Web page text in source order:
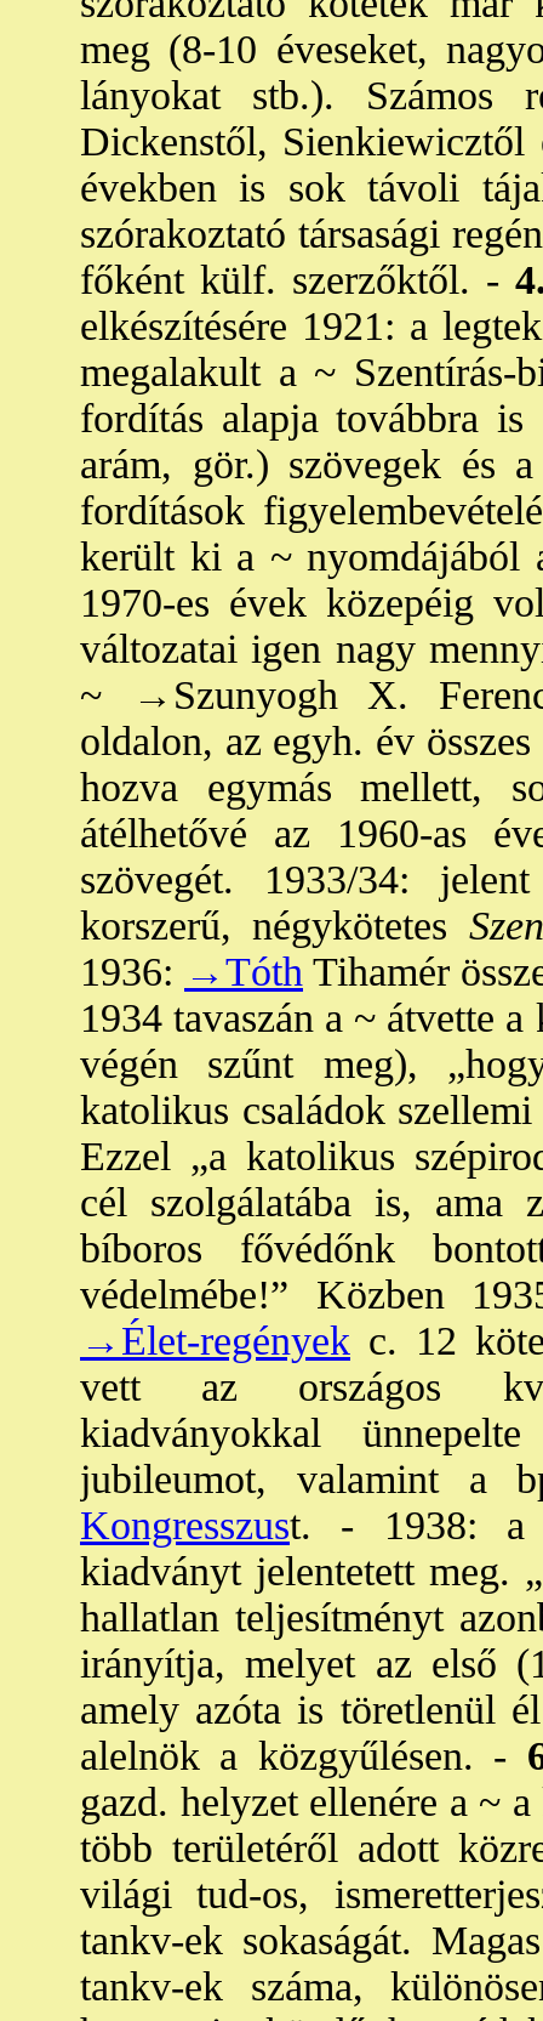
meg (8-10 éveseket,
lányokat stb.).
Dickenstől, Sienkiewicztől
években is sok távoli
szórakoztató társasági
főként külf. szerzőktől. -
elkészítésére 1921: a
megalakult a ~ Szentírás-
fordítás alapja továbbra
arám, gör.) szövegek és
fordítások
került ki a ~ nyomdájából
1970-es évek közepéig
változatai igen nagy
~
→Szunyogh X.
oldalon, az egyh. év
hozva egymás mellett,
átélhetővé az 1960-as
szövegét. 1933/34:
korszerű, négykötetes
1936: →Tóth Tihamér
1934 tavaszán a ~ átvette
végén szűnt meg),
katolikus családok
Ezzel „a katolikus
cél szolgálatába is, ama
bíboros fővédőnk
védelmébe!” Közben
→Élet-regények c. 12
vett az országos kv-
kiadványokkal
jubileumot, valamint a
Kongresszust. - 1938: a
kiadványt jelentetett meg.
hallatlan teljesítményt
irányítja, melyet az első
amely azóta is töretlenül
alelnök a közgyűlésen. -
gazd. helyzet ellenére a ~
több területéről adott
világi tud-os,
tankv-ek sokaságát.
tankv-ek száma,